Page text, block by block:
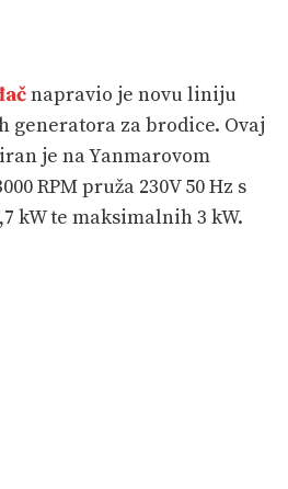
napravio je novu liniju
za brodice. Ovaj
je na Yanmarovom
RPM pruža 230V 50 Hz s
kW te maksimalnih 3 kW.